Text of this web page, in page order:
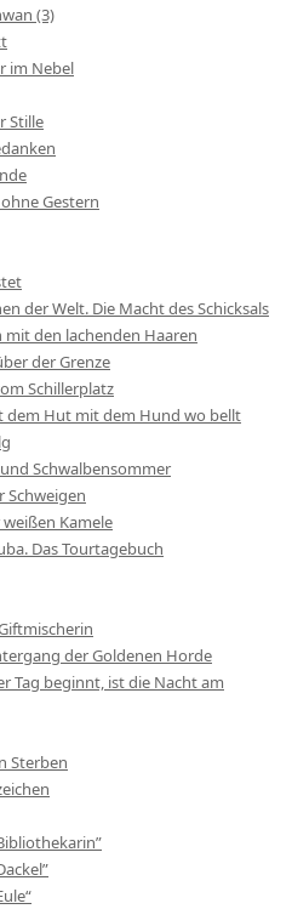
(3)
im Nebel
Stille
Gestern
der Welt. Die Macht des Schicksals
mit den lachenden Haaren
der Grenze
Schillerplatz
dem Hut mit dem Hund wo bellt
Schwalbensommer
Schweigen
Kamele
Das Tourtagebuch
der Goldenen Horde
Tag beginnt, ist die Nacht am
Sterben